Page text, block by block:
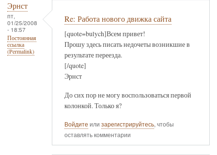
Эрнст
пт,
01/25/2008
- 18:57
Постоянная
ссылка
(Permalink)
Re: Работа нового движка сайта
[quote=bulych]Всем привет!
Прошу здесь писать недочеты возникшие в
результате переезда.
[/quote]
Эрнст
До сих пор не могу воспользоваться первой
колонкой. Только я?
Войдите или зарегистрируйтесь, чтобы
оставлять комментарии